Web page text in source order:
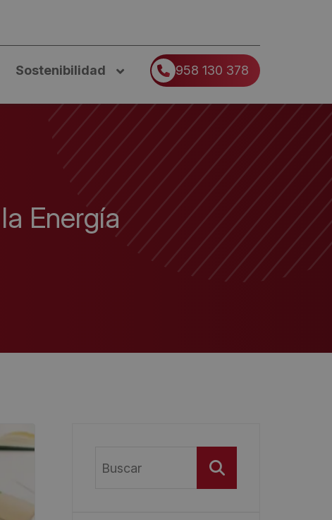
Sostenibilidad 958 130 378
Energía
Buscar